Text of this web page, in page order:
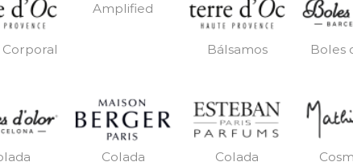
Amplified
Bálsamos Boles
Colada Colada